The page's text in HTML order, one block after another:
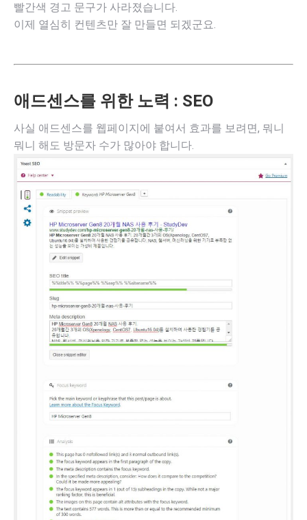
빨간색 경고 문구가 사라졌습니다.
이제 열심히 컨텐츠만 잘 만들면 되겠군요.
애드센스를 위한 노력 : SEO
사실 애드센스를 웹페이지에 붙여서 효과를 보려면, 뭐니
뭐니 해도 방문자 수가 많아야 합니다.